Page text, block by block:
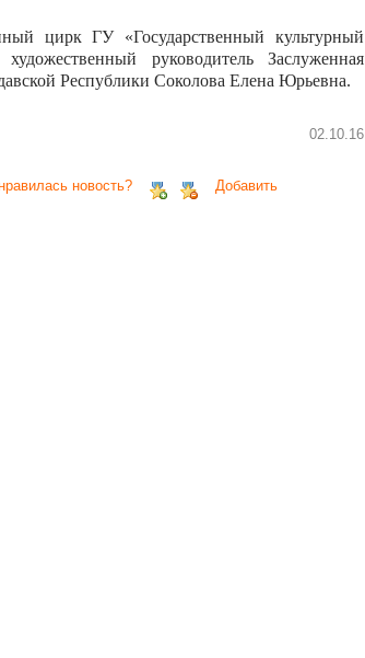
цирк ГУ «Государственный культурный
руководитель Заслуженная
Республики Соколова Елена Юрьевна.
02.10.16
новость?
Добавить